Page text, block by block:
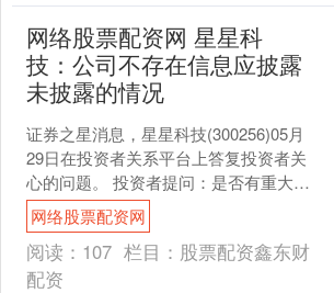
网络股票配资网 星星科
技：公司不存在信息应披露
未披露的情况
证券之星消息，星星科技(300256)05月
29日在投资者关系平台上答复投资者关
心的问题。 投资者提问：是否有重大事
件没有披露，为何股价一直跌，还大
跌，是否要被....
网络股票配资网
阅读： 107 栏目： 股票配资鑫东财
配资